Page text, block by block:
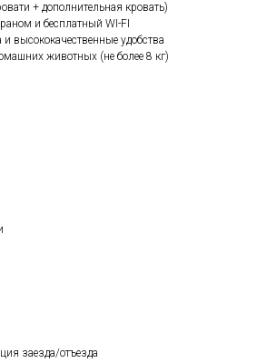
+ дополнительная кровать)
и бесплатный WI-FI
высококачественные удобства
животных (не более 8 кг)
заезда/отъезда